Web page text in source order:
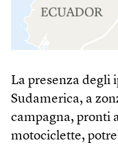
La presenza degli
Sudamerica, a
campagna, pronti
motociclette,